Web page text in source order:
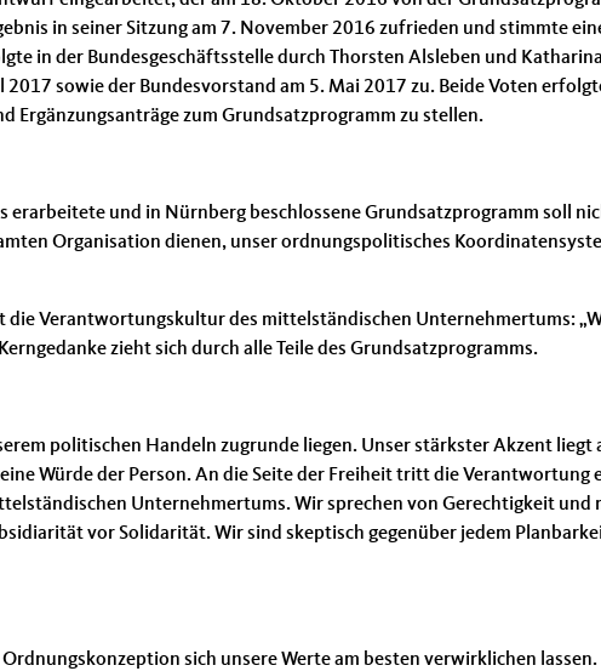
in seiner Sitzung am 7. November 2016 zufrieden und stimmte
in der Bundesgeschäftsstelle durch Thorsten Alsleben und
sowie der Bundesvorstand am 5. Mai 2017 zu. Beide Voten
Ergänzungsanträge zum Grundsatzprogramm zu stellen.
erarbeitete und in Nürnberg beschlossene Grundsatzprogramm soll
Organisation dienen, unser ordnungspolitisches
die Verantwortungskultur des mittelständischen Unternehmertums:
zieht sich durch alle Teile des Grundsatzprogramms.
politischen Handeln zugrunde liegen. Unser stärkster Akzent
Würde der Person. An die Seite der Freiheit tritt die
Unternehmertums. Wir sprechen von Gerechtigkeit
vor Solidarität. Wir sind skeptisch gegenüber jedem
sich unsere Werte am besten verwirklichen